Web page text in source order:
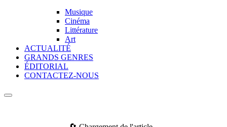
Musique
Cinéma
Littérature
Art
ACTUALITÉ
GRANDS GENRES
ÉDITORIAL
CONTACTEZ-NOUS